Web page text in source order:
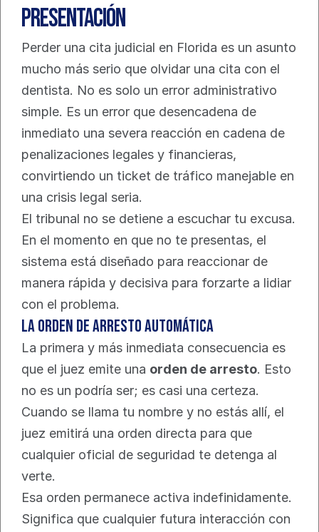
Presentación
Perder una cita judicial en Florida es un asunto
mucho más serio que olvidar una cita con el
dentista. No es solo un error administrativo
simple. Es un error que desencadena de
inmediato una severa reacción en cadena de
penalizaciones legales y financieras,
convirtiendo un ticket de tráfico manejable en
una crisis legal seria.
El tribunal no se detiene a escuchar tu excusa.
En el momento en que no te presentas, el
sistema está diseñado para reaccionar de
manera rápida y decisiva para forzarte a lidiar
con el problema.
La Orden de Arresto Automática
La primera y más inmediata consecuencia es
que el juez emite una orden de arresto. Esto
no es un podría ser; es casi una certeza.
Cuando se llama tu nombre y no estás allí, el
juez emitirá una orden directa para que
cualquier oficial de seguridad te detenga al
verte.
Esa orden permanece activa indefinidamente.
Significa que cualquier futura interacción con